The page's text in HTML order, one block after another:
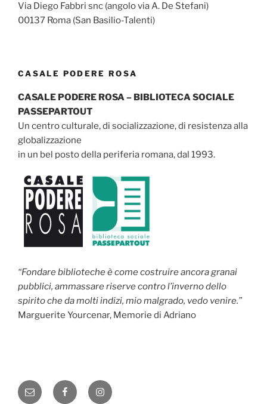
Via Diego Fabbri snc (angolo via A. De Stefani)
00137 Roma (San Basilio-Talenti)
CASALE PODERE ROSA
CASALE PODERE ROSA – BIBLIOTECA SOCIALE
PASSEPARTOUT
Un centro culturale, di socializzazione, di resistenza alla
globalizzazione
in un bel posto della periferia romana, dal 1993.
“Fondare biblioteche è come costruire ancora granai
pubblici, ammassare riserve contro l’inverno dello
spirito che da molti indizi, mio malgrado, vedo venire.”
Marguerite Yourcenar, Memorie di Adriano
Email FacebookInstagram